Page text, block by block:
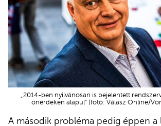
„2014-ben nyilvánosan is bejelentett
önérdeken alapul” (fotó: Válasz Online/
A második probléma pedig éppen a